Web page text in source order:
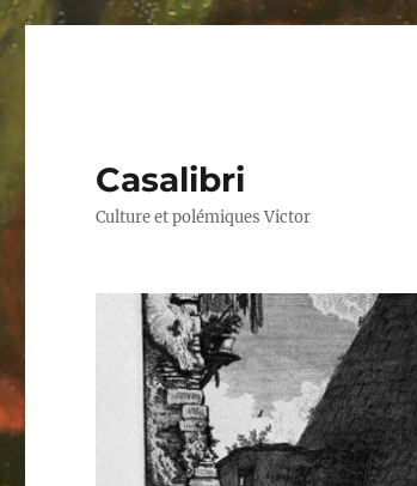
Casalibri
Culture et polémiques Victor